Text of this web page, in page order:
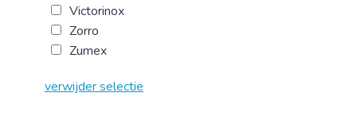
Victorinox
Zorro
Zumex
verwijder selectie